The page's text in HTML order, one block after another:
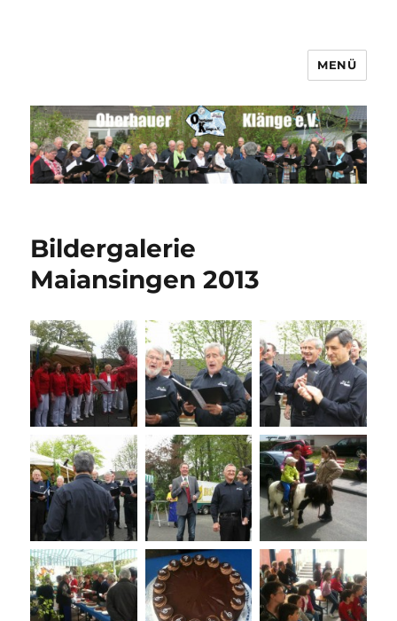
Männerchor Quirrenbach e.V.
MENÜ
Bildergalerie
Maiansingen 2013